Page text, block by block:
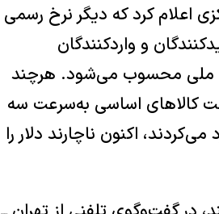
اعلام کرد که دیگر نرخ رسمی
و واردکنندگان
ملی محسوب می‌شود. هرچند
کالاهای اساسی به‌سرعت سه
می‌کردند، اکنون ناچارند دلار را